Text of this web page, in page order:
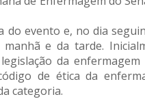
evento e, no dia
e da tarde.
da
de ética da
categoria.